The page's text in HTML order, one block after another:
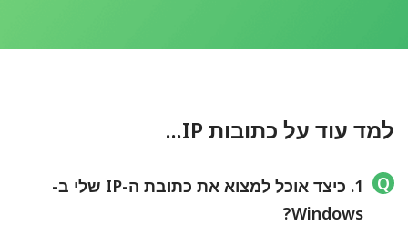
למד עוד על כתובות IP...
1. כיצד אוכל למצוא את כתובת ה-IP שלי ב-
Windows?